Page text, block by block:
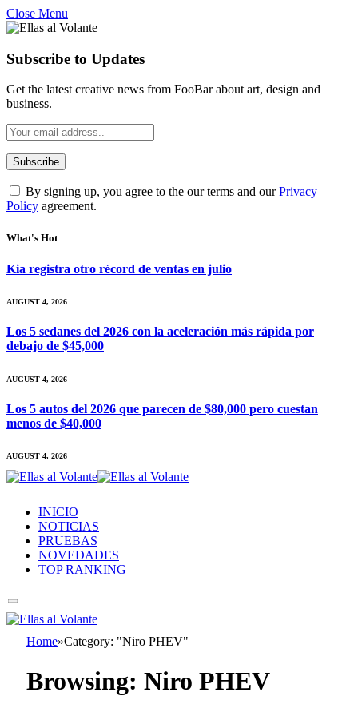
Close Menu
Subscribe to Updates
Get the latest creative news from FooBar about art, design and
business.
By signing up, you agree to the our terms and ourPrivacy
Policy agreement.
What's Hot
Kia registra otro récord de ventas en julio
AUGUST 4, 2026
Los 5 sedanes del 2026 con la aceleración más rápida por
debajo de $45,000
AUGUST 4, 2026
Los 5 autos del 2026 que parecen de $80,000 pero cuestan
menos de $40,000
AUGUST 4, 2026
INICIO
NOTICIAS
PRUEBAS
NOVEDADES
TOP RANKING
Home»Category: "Niro PHEV"
Browsing: Niro PHEV